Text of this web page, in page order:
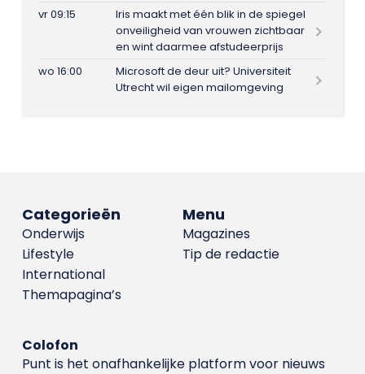
vr 09:15
Iris maakt met één blik in de spiegel
onveiligheid van vrouwen zichtbaar
en wint daarmee afstudeerprijs
wo 16:00
Microsoft de deur uit? Universiteit
Utrecht wil eigen mailomgeving
Menu
Magazines
Tip de redactie
Categorieën
Onderwijs
Lifestyle
International
Themapagina’s
Colofon
Punt is het onafhankelijke platform voor nieuws